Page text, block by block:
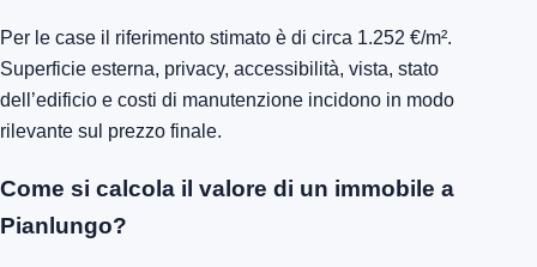
Per le case il riferimento stimato è di circa 1.252 €/m².
Superficie esterna, privacy, accessibilità, vista, stato
dell’edificio e costi di manutenzione incidono in modo
rilevante sul prezzo finale.
Come si calcola il valore di un immobile a
Pianlungo?